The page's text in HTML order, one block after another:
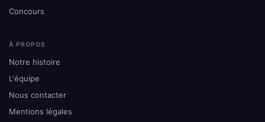
Concours
À PROPOS
Notre histoire
L'équipe
Nous contacter
Mentions légales